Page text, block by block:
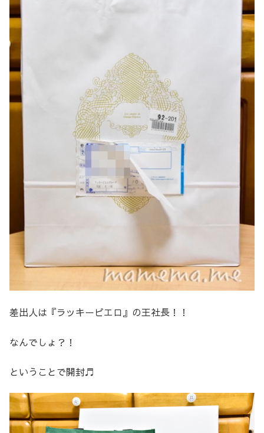
差出人は『ラッキーピエロ』の王社長！！
なんでしょ？！
ということで開封♬